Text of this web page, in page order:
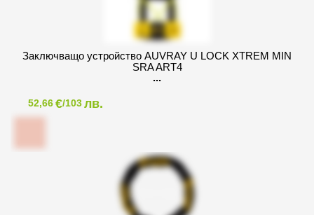
Заключващо устройство AUVRAY U LOCK XTREM MIN
SRA ART4
52,66€/103лв.